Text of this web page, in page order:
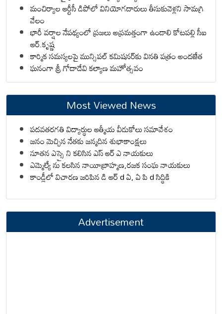
మంచిర్యాల ఆర్టీసీ డిపోలో వినియోగదారులు తీసుకువెళ్లని సామగ్రి
వేలం
భారీ వర్షాల నేపథ్యంలో ప్రజలు అప్రమత్తంగా ఉండాలి కోటపల్లి సీఐ
ఆర్.కృష్ణ
కార్మిక సమస్యలపై మున్సిపల్ కమిషనర్‌కు వినతి పత్రం అందజేత
ఘనంగా శ్రీ గోదాదేవి కల్యాణ మహోత్సవం
Most Viewed News
పదవతరగతి విద్యార్థుల ఆత్మీయ వీడుకోలు సమావేశం
జనం మెచ్చిన నేతకు జన్మదిన శుభాకాంక్షలు
నూతన ఎస్సై ని కలిసిన ఎస్ ఆర్ ఎ నాయకులు
ఎమ్మెల్యే ను కలసిన నాయీబ్రాహ్మణ,రజక సంఘ నాయకులు
కాండ్లీలో విచారణ జరిపిన డి ఆర్ d ఏ, ఏ పి d సిద్ధికి
Advertisement